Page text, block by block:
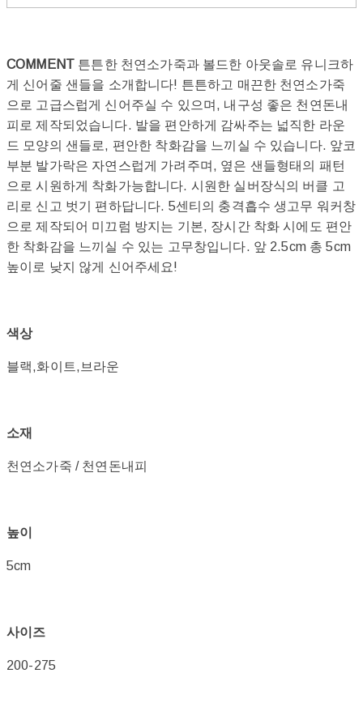
COMMENT 튼튼한 천연소가죽과 볼드한 아웃솔로 유니크하
게 신어줄 샌들을 소개합니다! 튼튼하고 매끈한 천연소가죽
으로 고급스럽게 신어주실 수 있으며, 내구성 좋은 천연돈내
피로 제작되었습니다. 발을 편안하게 감싸주는 넓직한 라운
드 모양의 샌들로, 편안한 착화감을 느끼실 수 있습니다. 앞코
부분 발가락은 자연스럽게 가려주며, 옆은 샌들형태의 패턴
으로 시원하게 착화가능합니다. 시원한 실버장식의 버클 고
리로 신고 벗기 편하답니다. 5센티의 충격흡수 생고무 워커창
으로 제작되어 미끄럼 방지는 기본, 장시간 착화 시에도 편안
한 착화감을 느끼실 수 있는 고무창입니다. 앞 2.5cm 총 5cm
높이로 낮지 않게 신어주세요!
색상
블랙,화이트,브라운
소재
천연소가죽 / 천연돈내피
높이
5cm
사이즈
200-275